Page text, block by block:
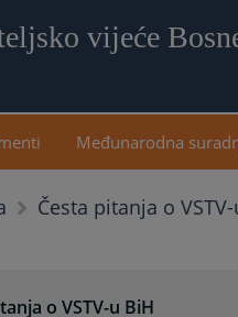
vijeće
Međunarodna
Česta pitanja o
o VSTV-u BiH